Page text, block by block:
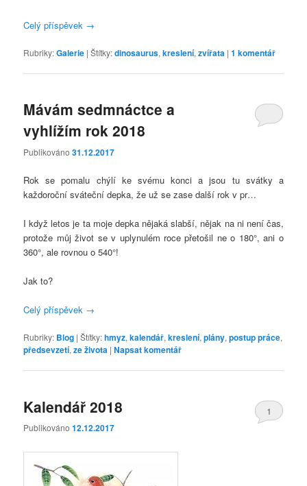
Celý příspěvek →
Rubriky:Galerie |Štítky:dinosaurus,kreslení,zvířata |1 komentář
Mávám sedmnáctce a
vyhlížím rok 2018
Publikováno31.12.2017
Rok se pomalu chýlí ke svému konci a jsou tu svátky a
každoroční sváteční depka, že už se zase další rok v pr…
I když letos je ta moje depka nějaká slabší, nějak na ni není čas,
protože můj život se v uplynulém roce přetošil ne o 180°, ani o
360°, ale rovnou o 540°!
Jak to?
Celý příspěvek →
Rubriky: Blog |Štítky:hmyz,kalendář,kreslení,plány,postup práce,
předsevzetí,ze života |Napsat komentář
Kalendář 2018
Publikováno12.12.2017
1